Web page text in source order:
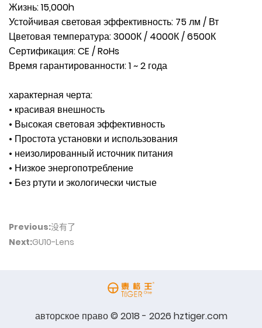
Жизнь: 15,000h
Устойчивая световая эффективность: 75 лм / Вт
Цветовая температура: 3000К / 4000К / 6500К
Сертификация: CE / RoHs
Время гарантированности: 1 ~ 2 года
характерная черта:
• красивая внешность
• Высокая световая эффективность
• Простота установки и использования
• неизолированный источник питания
• Низкое энергопотребление
• Без ртути и экологически чистые
Previous:没有了
Next:GU10-Lens
авторское право © 2018 - 2026 hztiger.com